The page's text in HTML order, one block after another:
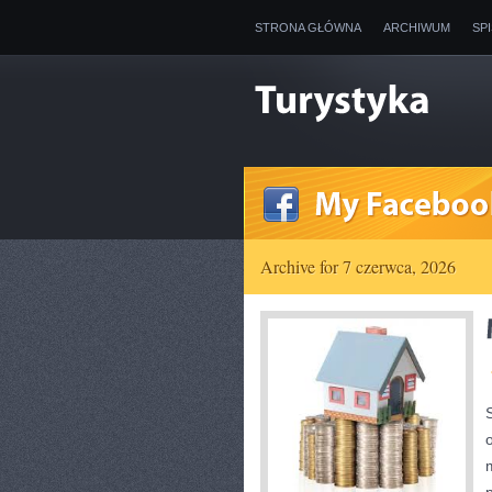
STRONA GŁÓWNA ARCHIWUM
Archive for 7 czerwca, 2026